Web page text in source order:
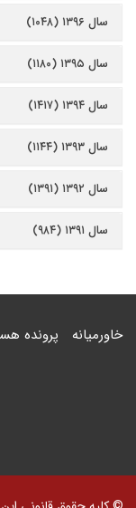
سال ۱۳۹۶ (۱۰۴۸)
سال ۱۳۹۵ (۱۱۸۰)
سال ۱۳۹۴ (۱۴۱۷)
سال ۱۳۹۳ (۱۱۴۴)
سال ۱۳۹۲ (۱۳۹۱)
سال ۱۳۹۱ (۹۸۴)
خاورمیانه پرونده